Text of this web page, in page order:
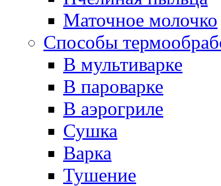
Маточное молочко
Способы
В мультиварке
В пароварке
В аэрогриле
Сушка
Варка
Тушение